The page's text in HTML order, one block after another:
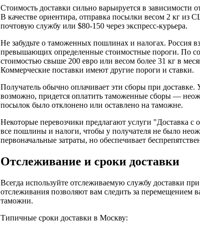
Стоимость доставки сильно варьируется в зависимости
В качестве ориентира, отправка посылки весом 2 кг
почтовую службу или $80-150 через экспресс-курьера.
Не забудьте о таможенных пошлинах и налогах. Россия
превышающих определенные стоимостные пороги. По
стоимостью свыше 200 евро или весом более 31 кг в
Коммерческие поставки имеют другие пороги и ставки.
Получатель обычно оплачивает эти сборы при доставке.
возможно, придется оплатить таможенные сборы —
посылок было отклонено или оставлено на таможне.
Некоторые перевозчики предлагают услуги "Доставка
все пошлины и налоги, чтобы у получателя не было
первоначальные затраты, но обеспечивает
Отслеживание и сроки доставки
Всегда используйте отслеживаемую службу доставки
отслеживания позволяют вам следить за перемещением
таможни.
Типичные сроки доставки в Москву: